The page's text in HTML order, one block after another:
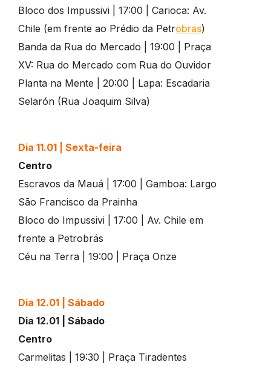
Bloco dos Impussivi | 17:00 | Carioca: Av.
Chile (em frente ao Prédio da Petrobras)
Banda da Rua do Mercado | 19:00 | Praça
XV: Rua do Mercado com Rua do Ouvidor
Planta na Mente | 20:00 | Lapa: Escadaria
Selarón (Rua Joaquim Silva)
Dia 11.01 | Sexta-feira
Centro
Escravos da Mauá | 17:00 | Gamboa: Largo
São Francisco da Prainha
Bloco do Impussivi | 17:00 | Av. Chile em
frente a Petrobrás
Céu na Terra | 19:00 | Praça Onze
Dia 12.01 | Sábado
Dia 12.01 | Sábado
Centro
Carmelitas | 19:30 | Praça Tiradentes